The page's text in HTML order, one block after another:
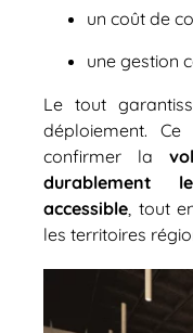
un coût de
une gestion
Le tout
déploiement.
confirmer la
durablement
accessible, tout
les territoires